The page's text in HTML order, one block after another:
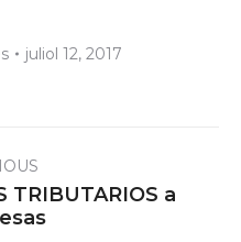
juliol 12, 2017
TRIBUTARIOS a